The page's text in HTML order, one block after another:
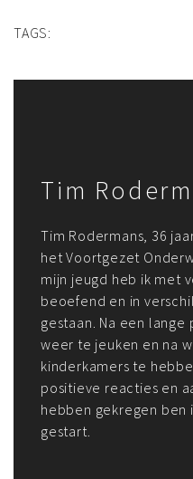
TAGS:
Tim
Tim Rodermans, 36
het Voortgezet
mijn jeugd heb ik met
beoefend en in
gestaan. Na een
weer te jeuken en na
kinderkamers te
positieve reacties en
hebben gekregen ben
gestart.